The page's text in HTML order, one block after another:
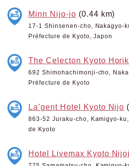
Minn Nijo-jo (0.44 km)
17-1 Shinsenen-cho, Nakagyo-
Préfecture de Kyoto, Japon
The Celecton Kyoto
692 Shimohachimonji-cho,
Préfecture de Kyoto
La’gent Hotel Kyoto Nijo
863-52 Juraku-cho, Kamigyo-
de Kyoto
Hotel Livemax Kyoto